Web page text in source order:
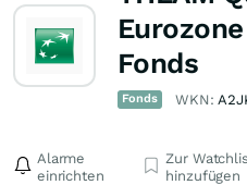
Fonds
Fonds WKN:
Alarme
einrichten
Zur
hinzufügen